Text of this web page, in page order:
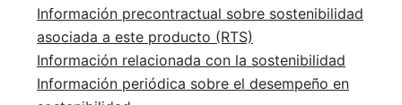
Información precontractual sobre sostenibilidad
asociada a este producto (RTS)
Información relacionada con la sostenibilidad
Información periódica sobre el desempeño en